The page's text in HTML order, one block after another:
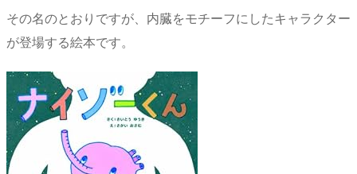
その名のとおりですが、内臓をモチーフにしたキャラクター
が登場する絵本です。